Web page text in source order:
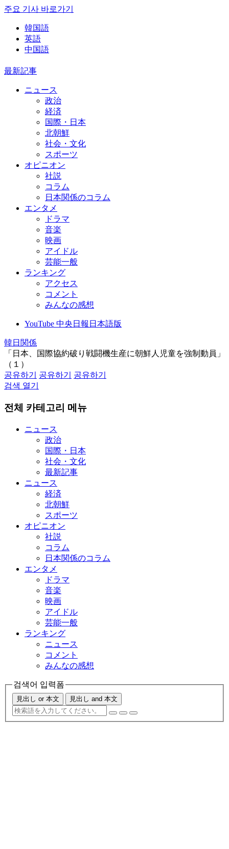
주요 기사 바로가기
韓国語
英語
中国語
最新記事
ニュース
政治
経済
国際・日本
北朝鮮
社会・文化
スポーツ
オピニオン
社説
コラム
日本関係のコラム
エンタメ
ドラマ
音楽
映画
アイドル
芸能一般
ランキング
アクセス
コメント
みんなの感想
YouTube 中央日報日本語版
韓日関係
「日本、国際協約破り戦闘機生産に朝鮮人児童を強制動員」
（１）
공유하기
공유하기
공유하기
검색 열기
전체 카테고리 메뉴
ニュース
政治
国際・日本
社会・文化
最新記事
ニュース
経済
北朝鮮
スポーツ
オピニオン
社説
コラム
日本関係のコラム
エンタメ
ドラマ
音楽
映画
アイドル
芸能一般
ランキング
ニュース
コメント
みんなの感想
검색어 입력폼
見出し or 本文 見出し and 本文